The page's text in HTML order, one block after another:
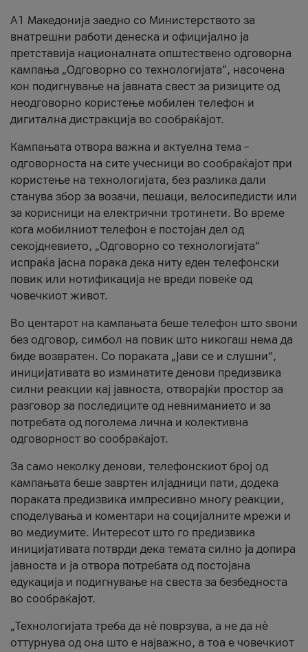
A1 Македонија заедно со Министерството за
внатрешни работи денеска и официјално ја
претставија националната општествено одговорна
кампања „Одговорно со технологијата“, насочена
кон подигнување на јавната свест за ризиците од
неодговорно користење мобилен телефон и
дигитална дистракција во сообраќајот.
Кампањата отвора важна и актуелна тема –
одговорноста на сите учесници во сообраќајот при
користење на технологијата, без разлика дали
станува збор за возачи, пешаци, велосипедисти или
за корисници на електрични тротинети. Во време
кога мобилниот телефон е постојан дел од
секојдневието, „Одговорно со технологијата“
испраќа јасна порака дека ниту еден телефонски
повик или нотификација не вреди повеќе од
човечкиот живот.
Во центарот на кампањата беше телефон што ѕвони
без одговор, симбол на повик што никогаш нема да
биде возвратен. Со пораката „Јави се и слушни“,
иницијативата во изминатите денови предизвика
силни реакции кај јавноста, отворајќи простор за
разговор за последиците од невниманието и за
потребата од поголема лична и колективна
одговорност во сообраќајот.
За само неколку денови, телефонскиот број од
кампањата беше завртен илјадници пати, додека
пораката предизвика импресивно многу реакции,
споделувања и коментари на социјалните мрежи и
во медиумите. Интересот што го предизвика
иницијативата потврди дека темата силно ја допира
јавноста и ја отвора потребата од постојана
едукација и подигнување на свеста за безбедноста
во сообраќајот.
„Технологијата треба да нè поврзува, а не да нè
оттурнува од она што е најважно, а тоа е човечкиот